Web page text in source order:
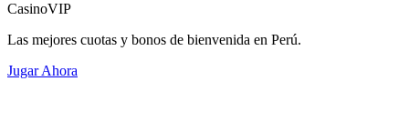
CasinoVIP
Las mejores cuotas y bonos de bienvenida en Perú.
Jugar Ahora